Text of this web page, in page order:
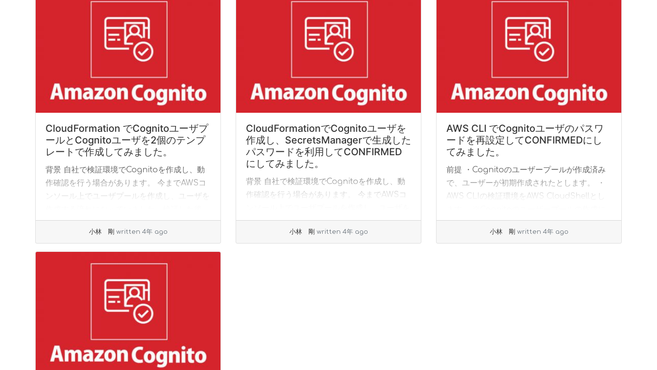
CloudFormation でCognitoユーザプ
ールとCognitoユーザを2個のテンプ
レートで作成してみました。
背景 自社で検証環境でCognitoを作成し、動
作確認を行う場合があります。 今までAWSコ
ンソール上でユーザプールを作成し、ユーザを
手動で削除する必要があります。 前回、1個
read more
小林 剛 written 4年 ago
CloudFormationでCognitoユーザを
作成し、SecretsManagerで生成した
パスワードを利用してCONFIRMED
にしてみました。
背景 自社で検証環境でCognitoを作成し、動
作確認を行う場合があります。 今までAWSコ
作成する流れになっていました。検証した後、
手動で削除する必要があります。 今回、Clo...
小林 剛 written 4年 ago
AWS CLI でCognitoユーザのパスワ
ードを再設定してCONFIRMEDにし
てみました。
前提 ・Cognitoのユーザープールが作成済み
で、ユーザーが初期作成されたとします。 ・
AWS CLIの検証環境をAWS CloudShellとし
ついて、下記のリンクを参... »read more
小林 剛 written 4年 ago